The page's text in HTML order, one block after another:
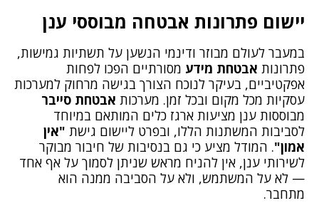
יישום פתרונות אבטחה מבוססי ענן
במעבר לעולם מבוזר ודינמי הנשען על תשתיות גמישות,
פתרונות אבטחת מידע מסורתיים הפכו לפחות
אפקטיביים, בעיקר לנוכח הצורך בגישה מרחוק למערכות
עסקיות מכל מקום ובכל זמן. מערכות אבטחת סייבר
מבוססות ענן מציעות ארגז כלים המותאם במיוחד
לסביבות המשתנות הללו, ובפרט ליישום גישת "אין
אמון". המודל מציע כי גם בנסיבות של חיבור מבוקר
לשירותי ענן, אין להניח מראש שניתן לסמוך על אף אחד
— לא על המשתמש, ולא על הסביבה ממנה הוא
מתחבר.